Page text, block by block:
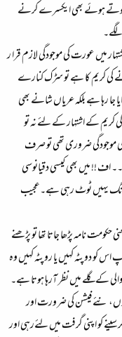
ہوتے ہوئے بھی ایکسرے کرنے
میں عورت کی موجودگی لازم قرا ر
کی کریم کا ہے تو سڑک کنارے
رہا ہے بلکہ عریاں شانے بھی
کے اشتہار کے لئے نہ تو
موجودگی ضروری تھی تو صرف
!! میں بھی کیسی دقیانوسی
ٹانگ یہیں ٹوٹ رہی ہے۔عجیب
نامہ پڑھا جاتا تھا تو پڑھنے
کو دوپٹہ کہیں یا روپٹہ کہیں وہ
کے گلے میں نظر آرہا ہوتا ہے۔
نئے فیشن کی ضرورت اور
کو اپنی گرفت میں لئےرہی اور